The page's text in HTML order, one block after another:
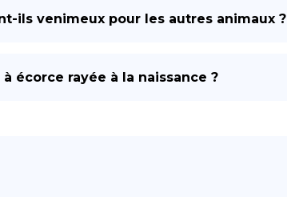
ils venimeux pour les autres animaux ?
écorce rayée à la naissance ?